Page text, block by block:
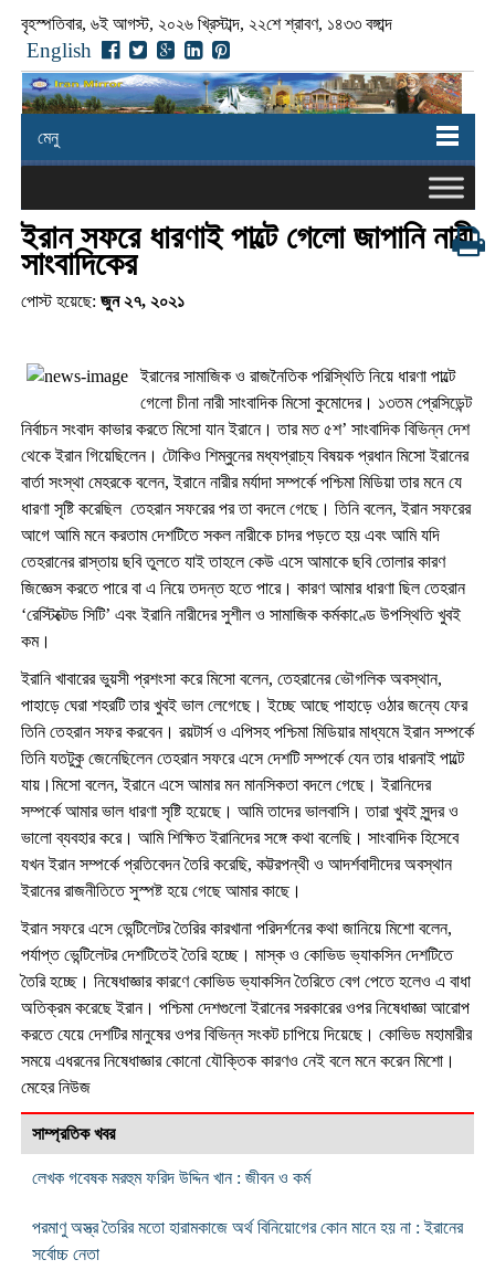
বৃহস্পতিবার, ৬ই আগস্ট, ২০২৬ খ্রিস্টাব্দ, ২২শে শ্রাবণ, ১৪৩৩ বঙ্গাব্দ
English
মেনু
ইরান সফরে ধারণাই পাল্টে গেলো জাপানি নারী
সাংবাদিকের
পোস্ট হয়েছে: জুন ২৭, ২০২১
ইরানের সামাজিক ও রাজনৈতিক পরিস্থিতি নিয়ে ধারণা পাল্টে
গেলো চীনা নারী সাংবাদিক মিসো কুমোদের। ১৩তম প্রেসিডেন্ট
নির্বাচন সংবাদ কাভার করতে মিসো যান ইরানে। তার মত ৫শ’ সাংবাদিক বিভিন্ন দেশ
থেকে ইরান গিয়েছিলেন। টোকিও শিম্বুনের মধ্যপ্রাচ্য বিষয়ক প্রধান মিসো ইরানের
বার্তা সংস্থা মেহরকে বলেন, ইরানে নারীর মর্যাদা সম্পর্কে পশ্চিমা মিডিয়া তার মনে যে
ধারণা সৃষ্টি করেছিল তেহরান সফরের পর তা বদলে গেছে। তিনি বলেন, ইরান সফরের
আগে আমি মনে করতাম দেশটিতে সকল নারীকে চাদর পড়তে হয় এবং আমি যদি
তেহরানের রাস্তায় ছবি তুলতে যাই তাহলে কেউ এসে আমাকে ছবি তোলার কারণ
জিজ্ঞেস করতে পারে বা এ নিয়ে তদন্ত হতে পারে। কারণ আমার ধারণা ছিল তেহরান
‘রেস্টিক্টেড সিটি’ এবং ইরানি নারীদের সুশীল ও সামাজিক কর্মকাণ্ডে উপস্থিতি খুবই
কম।
ইরানি খাবারের ভুয়সী প্রশংসা করে মিসো বলেন, তেহরানের ভৌগলিক অবস্থান,
পাহাড়ে ঘেরা শহরটি তার খুবই ভাল লেগেছে। ইচ্ছে আছে পাহাড়ে ওঠার জন্যে ফের
তিনি তেহরান সফর করবেন। রয়টার্স ও এপিসহ পশ্চিমা মিডিয়ার মাধ্যমে ইরান সম্পর্কে
তিনি যতটুকু জেনেছিলেন তেহরান সফরে এসে দেশটি সম্পর্কে যেন তার ধারনাই পাল্টে
যায়।মিসো বলেন, ইরানে এসে আমার মন মানসিকতা বদলে গেছে। ইরানিদের
সম্পর্কে আমার ভাল ধারণা সৃষ্টি হয়েছে। আমি তাদের ভালবাসি। তারা খুবই সুন্দর ও
ভালো ব্যবহার করে। আমি শিক্ষিত ইরানিদের সঙ্গে কথা বলেছি। সাংবাদিক হিসেবে
যখন ইরান সম্পর্কে প্রতিবেদন তৈরি করেছি, কট্টরপন্থী ও আদর্শবাদীদের অবস্থান
ইরানের রাজনীতিতে সুস্পষ্ট হয়ে গেছে আমার কাছে।
ইরান সফরে এসে ভেন্টিলেটর তৈরির কারখানা পরিদর্শনের কথা জানিয়ে মিশো বলেন,
পর্যাপ্ত ভেন্টিলেটর দেশটিতেই তৈরি হচ্ছে। মাস্ক ও কোভিড ভ্যাকসিন দেশটিতে
তৈরি হচ্ছে। নিষেধাজ্ঞার কারণে কোভিড ভ্যাকসিন তৈরিতে বেগ পেতে হলেও এ বাধা
অতিক্রম করেছে ইরান। পশ্চিমা দেশগুলো ইরানের সরকারের ওপর নিষেধাজ্ঞা আরোপ
করতে যেয়ে দেশটির মানুষের ওপর বিভিন্ন সংকট চাপিয়ে দিয়েছে। কোভিড মহামারীর
সময়ে এধরনের নিষেধাজ্ঞার কোনো যৌক্তিক কারণও নেই বলে মনে করেন মিশো।
মেহের নিউজ
সাম্প্রতিক খবর
লেখক গবেষক মরহুম ফরিদ উদ্দিন খান : জীবন ও কর্ম
পরমাণু অস্ত্র তৈরির মতো হারামকাজে অর্থ বিনিয়োগের কোন মানে হয় না : ইরানের
সর্বোচ্চ নেতা